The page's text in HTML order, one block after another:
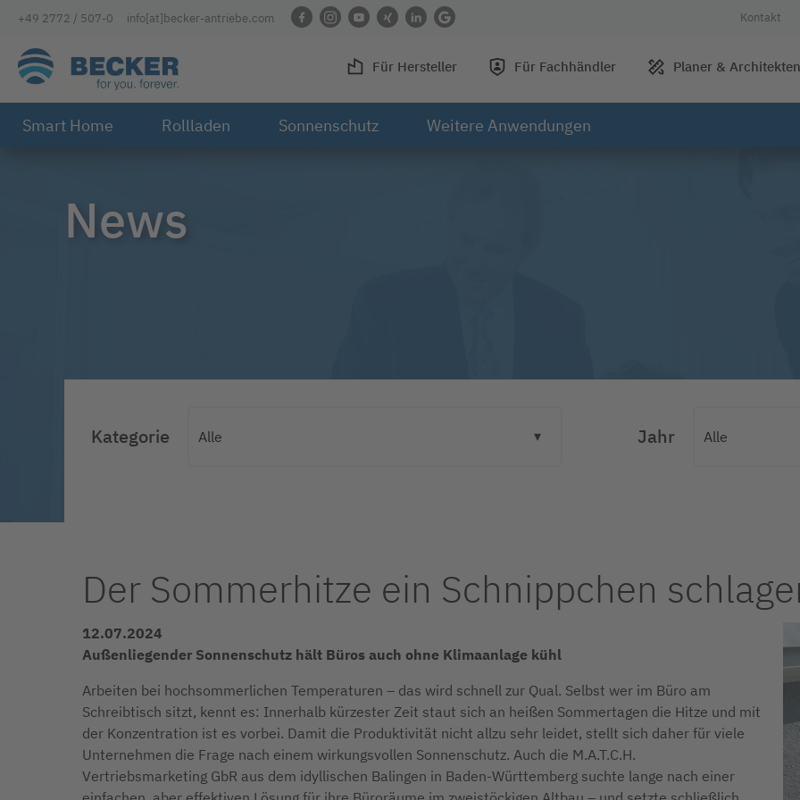
Direkt zur Hauptnavigation
Direkt zum Inhalt
Direkt zum Footer
+49 2772 / 507-0 info[at]becker-antriebe.com Link zu Profil auf Facebook
Link zu Profil auf Instagram
Link zum Profil auf YouTube
Link zu Profil auf Xing
Link zu Profil auf LinkedIn
Link zu Rezensionen auf Google Kontakt
Für Hersteller Für Fachhändler Planer & Architekten
Smart Home Rollladen Sonnenschutz Weitere Anwendungen
News
Kategorie Jahr
Der Sommerhitze ein Schnippchen
12.07.2024
Außenliegender Sonnenschutz hält Büros auch ohne Klimaanlage kühl
Arbeiten bei hochsommerlichen Temperaturen – das wird schnell zur Qual. Selbst wer im Büro am
Schreibtisch sitzt, kennt es: Innerhalb kürzester Zeit staut sich an heißen Sommertagen die Hitze und mit
der Konzentration ist es vorbei. Damit die Produktivität nicht allzu sehr leidet, stellt sich daher für viele
Unternehmen die Frage nach einem wirkungsvollen Sonnenschutz. Auch die M.A.T.C.H.
Vertriebsmarketing GbR aus dem idyllischen Balingen in Baden-Württemberg suchte lange nach einer